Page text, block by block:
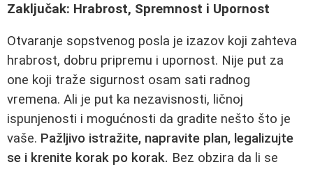
Zaključak: Hrabrost, Spremnost i Upornost
Otvaranje sopstvenog posla je izazov koji zahteva
hrabrost, dobru pripremu i upornost. Nije put za
one koji traže sigurnost osam sati radnog
vremena. Ali je put ka nezavisnosti, ličnoj
ispunjenosti i mogućnosti da gradite nešto što je
vaše. Pažljivo istražite, napravite plan, legalizujte
se i krenite korak po korak. Bez obzira da li se